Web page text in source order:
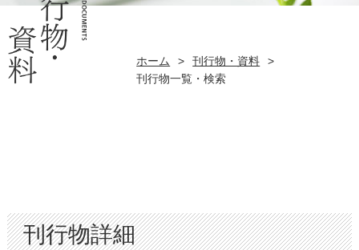
ホーム > 刊行物・資料
>
刊行物一覧・検索
刊行物詳細